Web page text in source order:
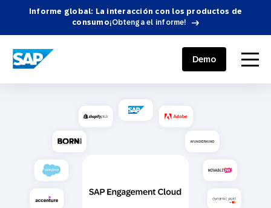
Informe global: La interacción con los productos de
consumo¡Obtenga el informe!
SAP ENGAGEMENT CLOUD menu
Demo